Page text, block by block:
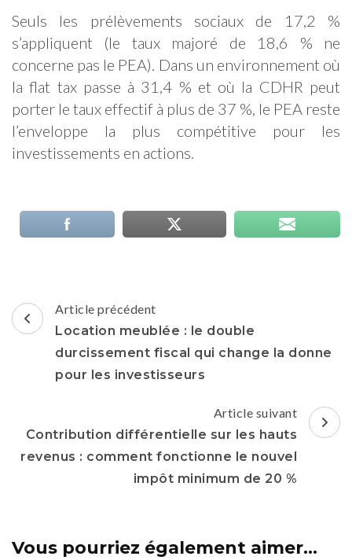
Seuls les prélèvements sociaux de 17,2 %
s’appliquent (le taux majoré de 18,6 % ne
concerne pas le PEA). Dans un environnement où
la flat tax passe à 31,4 % et où la CDHR peut
porter le taux effectif à plus de 37 %, le PEA reste
l’enveloppe la plus compétitive pour les
investissements en actions.
Navigation
d'article
Article précédent
Location meublée : le double
durcissement fiscal qui change la donne
pour les investisseurs
Article suivant
Contribution différentielle sur les hauts
revenus : comment fonctionne le nouvel
impôt minimum de 20 %
Vous pourriez également aimer...